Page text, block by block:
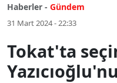
Haberler - Gündem
31 Mart 2024 - 22:33
Tokat'ta